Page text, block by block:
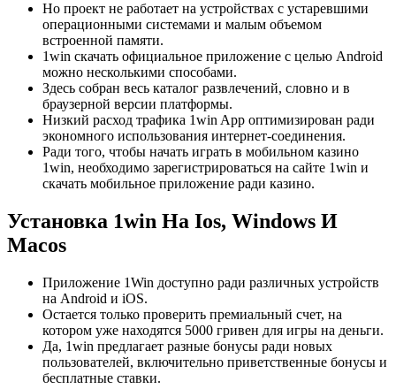
Но проект не работает на устройствах с устаревшими
операционными системами и малым объемом
встроенной памяти.
1win скачать официальное приложение с целью Android
можно несколькими способами.
Здесь собран весь каталог развлечений, словно и в
браузерной версии платформы.
Низкий расход трафика 1win App оптимизирован ради
экономного использования интернет-соединения.
Ради того, чтобы начать играть в мобильном казино
1win, необходимо зарегистрироваться на сайте 1win и
скачать мобильное приложение ради казино.
Установка 1win На Ios, Windows И
Macos
Приложение 1Win доступно ради различных устройств
на Android и iOS.
Остается только проверить премиальный счет, на
котором уже находятся 5000 гривен для игры на деньги.
Да, 1win предлагает разные бонусы ради новых
пользователей, включительно приветственные бонусы и
бесплатные ставки.